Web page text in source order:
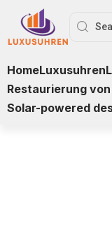
HomeLuxusuhren
Restaurierung
Solar-powered